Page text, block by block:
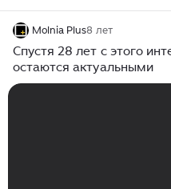
Molnia Plus8 лет
Спустя 28 лет с этого
остаются актуальными